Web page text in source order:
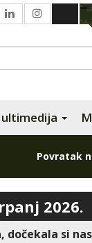
Povratak
2026.
dočekala si nas